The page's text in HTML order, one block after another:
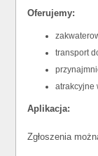
Oferujemy:
transport
atrakcyjne
Aplikacja:
Zgłoszenia